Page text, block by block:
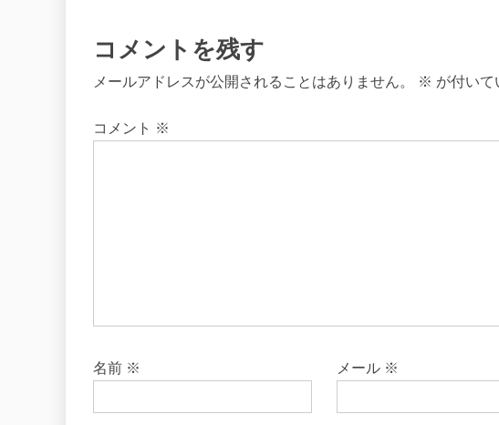
コメントを残す
メールアドレスが公開されることはありません。 ※ が付いて
コメント ※
名前 ※ メール ※